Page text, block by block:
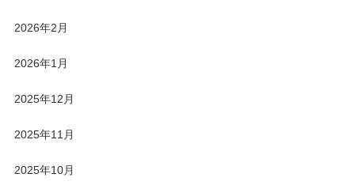
2026年2月
2026年1月
2025年12月
2025年11月
2025年10月